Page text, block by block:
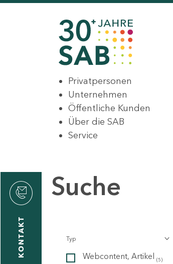
Privatpersonen
Unternehmen
Öffentliche Kunden
Über die SAB
Service
KONTAKT
Suche
Typ
Webcontent, Artikel (5)